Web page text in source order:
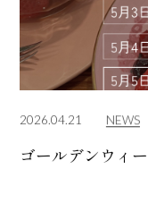
2026.04.21 NEWS
ゴールデンウィ